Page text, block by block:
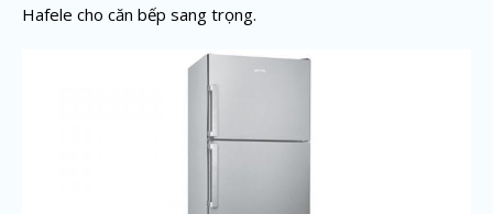
Hafele cho căn bếp sang trọng.